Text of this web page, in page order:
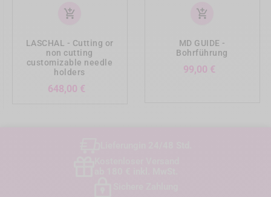
add_shopping_cart
LASCHAL - Cutting or
non cutting
customizable needle
holders
648,00 €
add_shopping_cart
MD GUIDE -
Bohrführung
99,00 €